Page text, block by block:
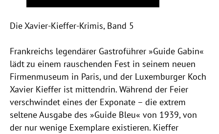
Die Xavier-Kieffer-Krimis, Band 5
Frankreichs legendärer Gastroführer »Guide Gabin«
lädt zu einem rauschenden Fest in seinem neuen
Firmenmuseum in Paris, und der Luxemburger Koch
Xavier Kieffer ist mittendrin. Während der Feier
verschwindet eines der Exponate – die extrem
seltene Ausgabe des »Guide Bleu« von 1939, von
der nur wenige Exemplare existieren. Kieffer